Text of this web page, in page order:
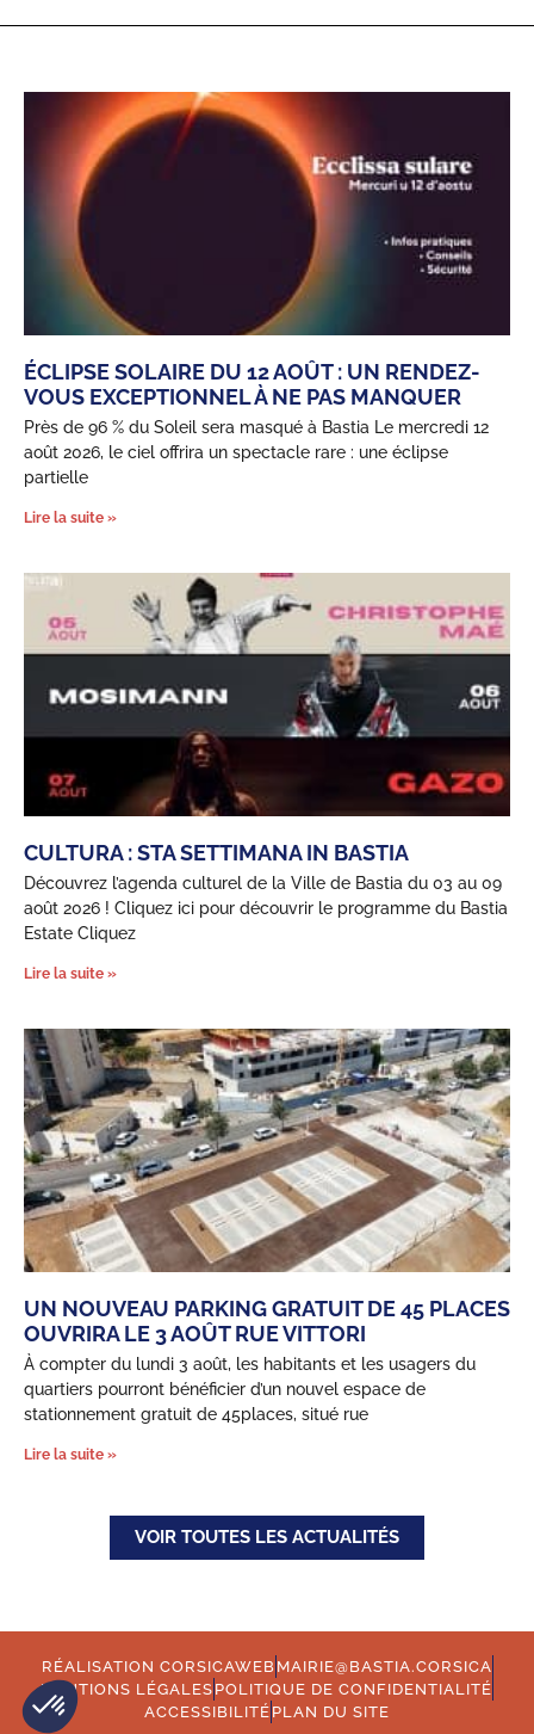
ÉCLIPSE SOLAIRE DU 12 AOÛT : UN RENDEZ-
VOUS EXCEPTIONNEL À NE PAS MANQUER
Près de 96 % du Soleil sera masqué à Bastia Le mercredi 12
août 2026, le ciel offrira un spectacle rare : une éclipse
partielle
Lire la suite »
CULTURA : STA SETTIMANA IN BASTIA
Découvrez l’agenda culturel de la Ville de Bastia du 03 au 09
août 2026 ! Cliquez ici pour découvrir le programme du Bastia
Estate Cliquez
Lire la suite »
UN NOUVEAU PARKING GRATUIT DE 45 PLACES
OUVRIRA LE 3 AOÛT RUE VITTORI
À compter du lundi 3 août, les habitants et les usagers du
quartiers pourront bénéficier d’un nouvel espace de
stationnement gratuit de 45places, situé rue
Lire la suite »
VOIR TOUTES LES ACTUALITÉS
RÉALISATION CORSICAWEB MAIRIE@BASTIA.CORSICA
MENTIONS LÉGALES POLITIQUE DE CONFIDENTIALITÉ
ACCESSIBILITÉ PLAN DU SITE